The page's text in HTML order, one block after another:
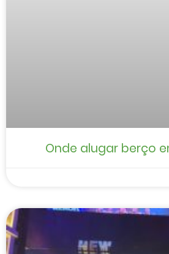
Onde alugar berço